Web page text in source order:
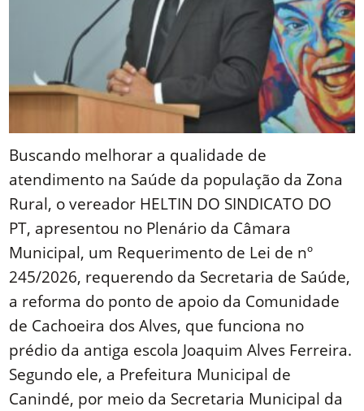
Buscando melhorar a qualidade de
atendimento na Saúde da população da Zona
Rural, o vereador HELTIN DO SINDICATO DO
PT, apresentou no Plenário da Câmara
Municipal, um Requerimento de Lei de nº
245/2026, requerendo da Secretaria de Saúde,
a reforma do ponto de apoio da Comunidade
de Cachoeira dos Alves, que funciona no
prédio da antiga escola Joaquim Alves Ferreira.
Segundo ele, a Prefeitura Municipal de
Canindé, por meio da Secretaria Municipal da